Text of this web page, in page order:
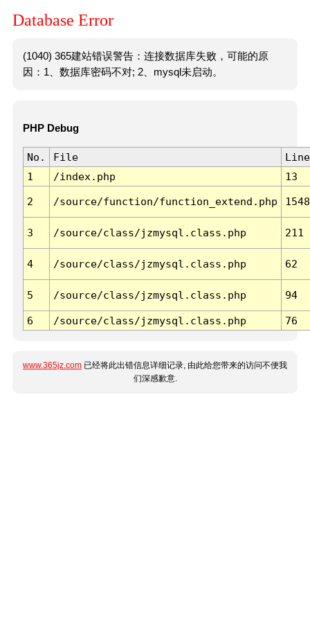
Database Error
(1040) 365建站错误警告：连接数据库失败，可能的原
因：1、数据库密码不对; 2、mysql未启动。
PHP Debug
No. File
Line
1
/index.php 13
2 /source/function/function_extend.php 1548
3 /source/class/jzmysql.class.php 211
4 /source/class/jzmysql.class.php 62
5 /source/class/jzmysql.class.php 94
6 /source/class/jzmysql.class.php 76
www.365jz.com 已经将此出错信息详细记录, 由此给您带来的访问不便我
们深感歉意.